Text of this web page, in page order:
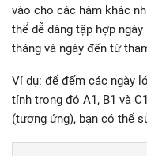
vào cho các hàm khác
thể dễ dàng tập hợp
tháng và ngày đến từ
Ví dụ: để đếm các ngày
tính trong đó A1, B1 và
(tương ứng), bạn có thể